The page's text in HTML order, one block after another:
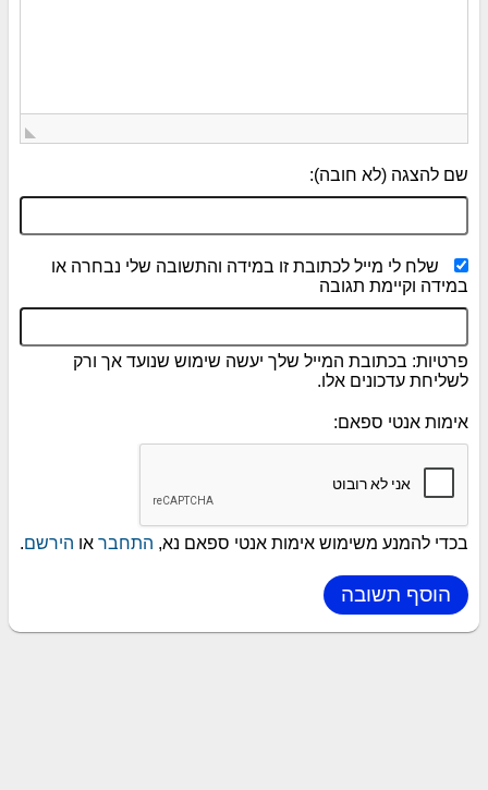
שם להצגה (לא חובה):
שלח לי מייל לכתובת זו במידה והתשובה שלי נבחרה או
במידה וקיימת תגובה
פרטיות: בכתובת המייל שלך יעשה שימוש שנועד אך ורק
לשליחת עדכונים אלו.
אימות אנטי ספאם:
בכדי להמנע משימוש אימות אנטי ספאם נא, התחבר או הירשם.